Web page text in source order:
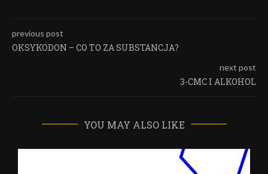
previous post
OKSYKODON – CO TO ZA SUBSTANCJA?
next post
3-CMC I ALKOHOL
YOU MAY ALSO LIKE